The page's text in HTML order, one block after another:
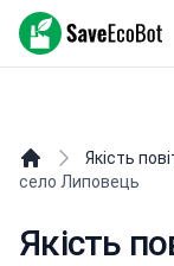
SaveEcoBot
Якість
село Липовець
Якість